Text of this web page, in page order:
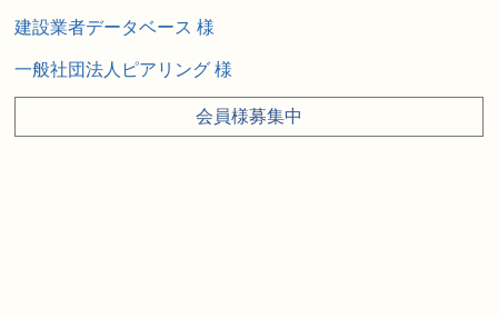
建設業者データベース 様
一般社団法人ピアリング 様
会員様募集中